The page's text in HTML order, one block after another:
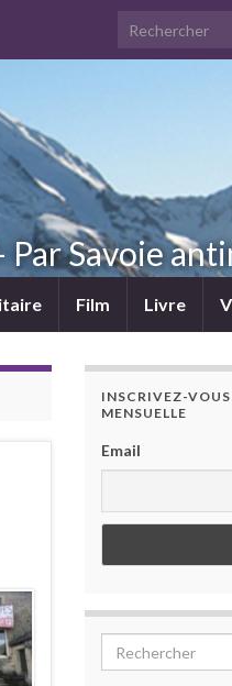
Search for:
Savoie
Film Livre
INSCRIVEZ-
MENSUELLE
Email
Search for: